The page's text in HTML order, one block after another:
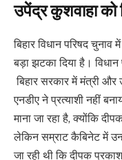
उपेंद्र कुशवाहा को
बिहार विधान परिषद
बड़ा झटका दिया है।
बिहार सरकार में मंत्री
एनडीए ने प्रत्याशी नहीं
माना जा रहा है, क्योंकि
लेकिन सम्राट कैबिनेट में
जा रही थी कि दीपक